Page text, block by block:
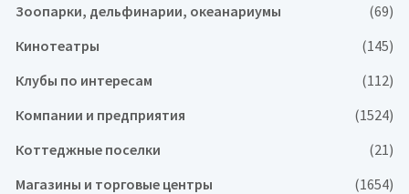
Зоопарки, дельфинарии, океанариумы
(69)
Кинотеатры
(145)
Клубы по интересам
(112)
Компании и предприятия
(1524)
Коттеджные поселки
(21)
Магазины и торговые центры
(1654)